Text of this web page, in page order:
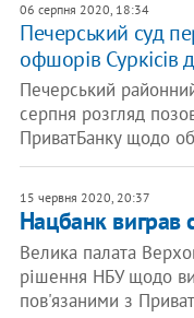
06 серпня 2020, 18:34
Печерський суд
офшорів Суркісів
Печерський
серпня розгляд
ПриватБанку щодо
15 червня 2020, 20:37
Нацбанк виграв
Велика палата
рішення НБУ щодо
пов'язаними з